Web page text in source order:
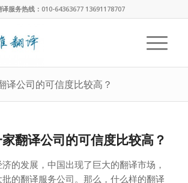
服务热线：010-64363677 13691178707
译公司的可信度比较高？
翻译公司的可信度比较高？
的发展，中国出现了巨大的翻译市场，
的翻译服务公司。那么，什么样的翻译